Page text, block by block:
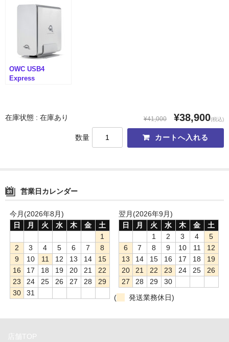
インターフェースから探す
19インチラック
CFast
PCIe
SATA
SDXC
Thunderbolt
電源プラグ
Hub（AMU-
OWC USB4
Express
在庫状態 : 在庫あり ¥41,000 ¥38,900(税込)
数量
営業日カレンダー
今月(2026年8月)
日
月 火 水 木 金
土
1
2
3 4 5 6 7
8
9
10 11 12 13 14
15
16
17 18 19 20 21
22
23
24 25 26 27 28
29
30
31
翌月(2026年9月)
日
月 火 水 木 金
土
1
2 3 4
5
6
7 8 9 10 11
12
13
14 15 16 17 18
19
20
21 22 23 24 25
26
27
28 29
30
(
発送業務休日)
店舗TOP